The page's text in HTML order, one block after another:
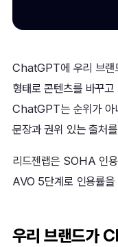
ChatGPT에 우리 브랜
형태로 콘텐츠를 바꾸
ChatGPT는 순위가 아
문장과 권위 있는 출처
리드젠랩은 SOHA 인
AVO 5단계로 인용률을
우리 브랜드가